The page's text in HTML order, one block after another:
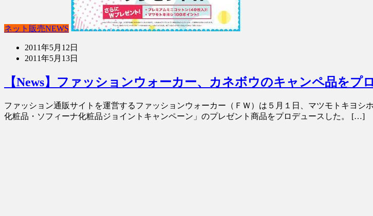
ネット販売NEWS
2011年5月12日
2011年5月13日
【News】ファッションウォーカー、カネボウのキャンペ品をプ
ファッション通販サイトを運営するファッションウォーカー（ＦＷ）は５月１日、マツモトキヨ
化粧品・ソフィーナ化粧品ジョイントキャンペーン」のプレゼント商品をプロデュースした。 […]